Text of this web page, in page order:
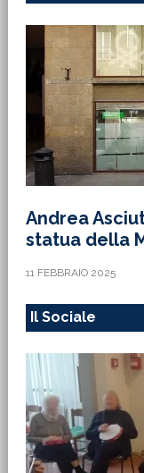
Andrea
statua della
11 FEBBRAIO 2025
Il Sociale